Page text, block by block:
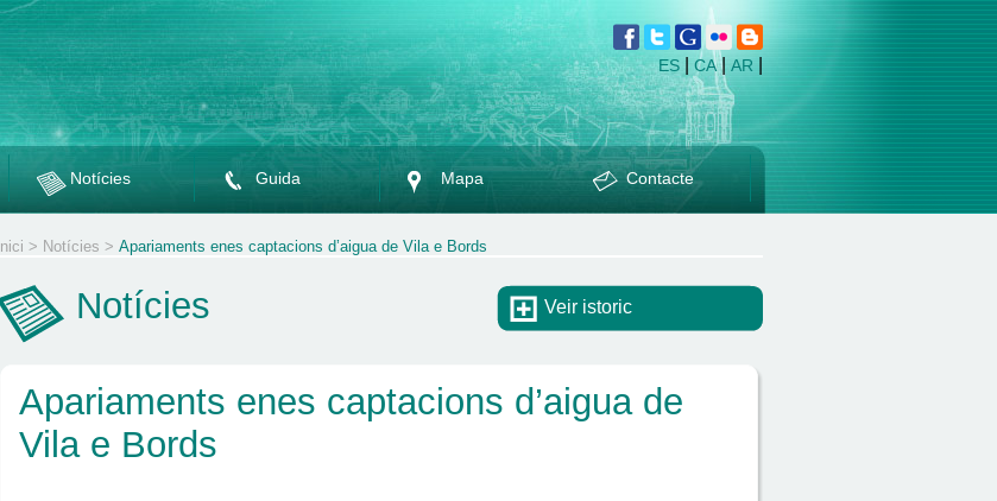
ES CA | AR
Notícies Guida Mapa Contacte
Inici > Notícies > Apariaments enes captacions d’aigua de Vila e Bords
Notícies Veir istoric
Apariaments enes captacions d’aigua de
Vila e Bords